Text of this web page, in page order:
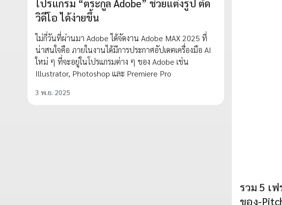
โปรแกรม “ตระกูล Adobe” ช่วยแต่งรูป ตัด
วิดีโอ ได้ง่ายขึ้น
ไม่กี่วันที่ผ่านมา Adobe ได้จัดงาน Adobe MAX 2025 ที่
น่าสนใจคือ ภายในงานได้มีการประกาศอัปเดตเครื่องมือ AI
ใหม่ ๆ ที่จะอยู่ในโปรแกรมต่าง ๆ ของ Adobe เช่น
Illustrator, Photoshop และ Premiere Pro
3 พ.ย. 2025
รวม 5 เฟ
ของ-